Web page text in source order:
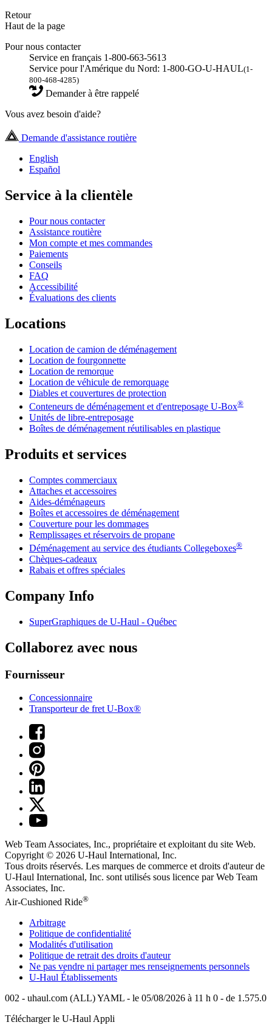
Retour
Haut de la page
Pour nous contacter
Service en français 1-800-663-5613
Service pour l'Amérique du Nord: 1-800-GO-U-HAUL(1-
800-468-4285)
Demander à être rappelé
Vous avez besoin d'aide?
Demande d'assistance routière
English
Español
Service à la clientèle
Pour nous contacter
Assistance routière
Mon compte et mes commandes
Paiements
Conseils
FAQ
Accessibilité
Évaluations des clients
Locations
Location de camion de déménagement
Location de fourgonnette
Location de remorque
Location de véhicule de remorquage
Diables et couvertures de protection
Conteneurs de déménagement et d'entreposage U-Box®
Unités de libre-entreposage
Boîtes de déménagement réutilisables en plastique
Produits et services
Comptes commerciaux
Attaches et accessoires
Aides-déménageurs
Boîtes et accessoires de déménagement
Couverture pour les dommages
Remplissages et réservoirs de propane
Déménagement au service des étudiants Collegeboxes®
Chèques-cadeaux
Rabais et offres spéciales
Company Info
SuperGraphiques de U-Haul - Québec
Collaborez avec nous
Fournisseur
Concessionnaire
Transporteur de fret U-Box®
Web Team Associates, Inc., propriétaire et exploitant du site Web.
Copyright © 2026 U-Haul International, Inc.
Tous droits réservés. Les marques de commerce et droits d'auteur de
U-Haul International, Inc. sont utilisés sous licence par Web Team
Associates, Inc.
Air-Cushioned Ride®
Arbitrage
Politique de confidentialité
Modalités d'utilisation
Politique de retrait des droits d'auteur
Ne pas vendre ni partager mes renseignements personnels
U-Haul Établissements
002 - uhaul.com (ALL) YAML - le 05/08/2026 à 11 h 0 - de 1.575.0
Télécharger le U-Haul Appli